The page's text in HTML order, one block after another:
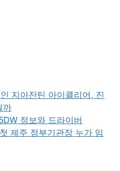
지아잔틴 아이클리어, 진
까
정보와 드라이버
제주 정부기관장 누가 임